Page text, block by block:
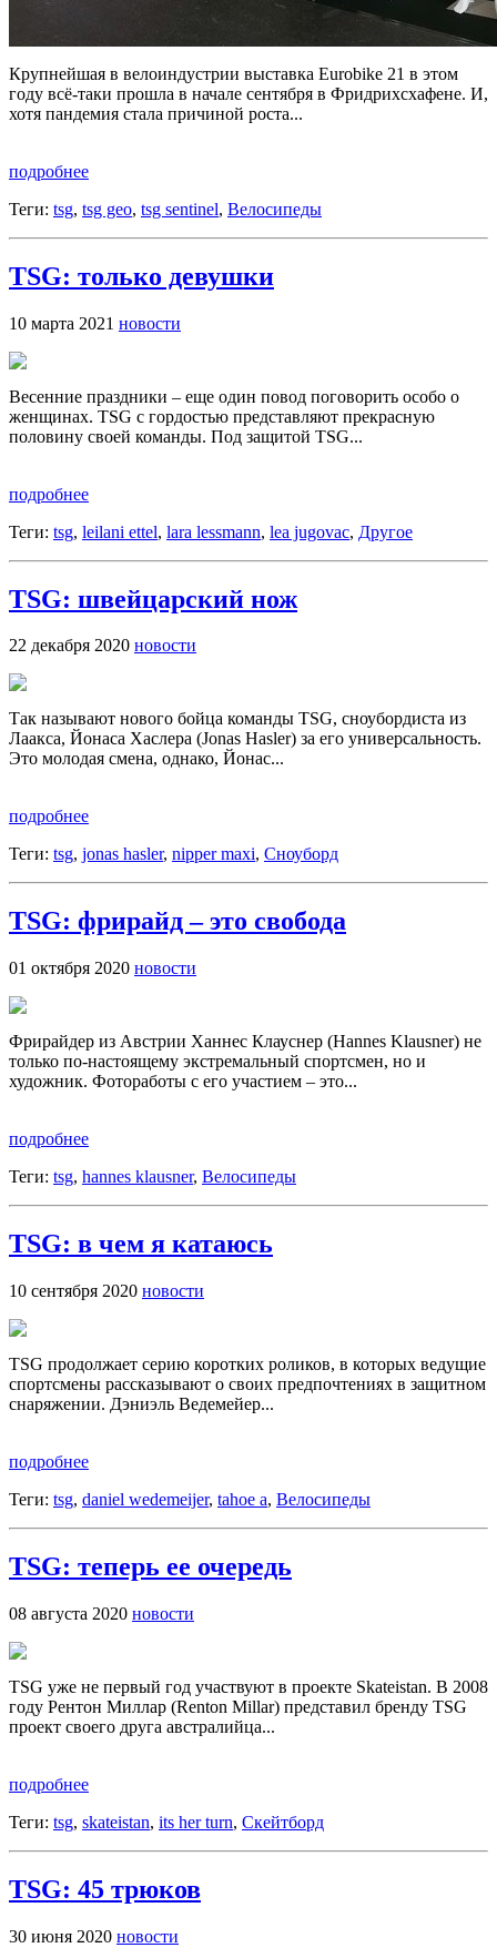
Крупнейшая в велоиндустрии выставка Eurobike 21 в этом
году всё-таки прошла в начале сентября в Фридрихсхафене. И,
хотя пандемия стала причиной роста...
подробнее
Теги: tsg, tsg geo, tsg sentinel, Велосипеды
TSG: только девушки
10 марта 2021 новости
Весенние праздники – еще один повод поговорить особо о
женщинах. TSG с гордостью представляют прекрасную
половину своей команды. Под защитой TSG...
подробнее
Теги: tsg, leilani ettel, lara lessmann, lea jugovac, Другое
TSG: швейцарский нож
22 декабря 2020 новости
Так называют нового бойца команды TSG, сноубордиста из
Лаакса, Йонаса Хаслера (Jonas Hasler) за его универсальность.
Это молодая смена, однако, Йонас...
подробнее
Теги: tsg, jonas hasler, nipper maxi, Сноуборд
TSG: фрирайд – это свобода
01 октября 2020 новости
Фрирайдер из Австрии Ханнес Клауснер (Hannes Klausner) не
только по-настоящему экстремальный спортсмен, но и
художник. Фотоработы с его участием – это...
подробнее
Теги: tsg, hannes klausner, Велосипеды
TSG: в чем я катаюсь
10 сентября 2020 новости
TSG продолжает серию коротких роликов, в которых ведущие
спортсмены рассказывают о своих предпочтениях в защитном
снаряжении. Дэниэль Ведемейер...
подробнее
Теги: tsg, daniel wedemeijer, tahoe a, Велосипеды
TSG: теперь ее очередь
08 августа 2020 новости
TSG уже не первый год участвуют в проекте Skateistan. В 2008
году Рентон Миллар (Renton Millar) представил бренду TSG
проект своего друга австралийца...
подробнее
Теги: tsg, skateistan, its her turn, Скейтборд
TSG: 45 трюков
30 июня 2020 новости